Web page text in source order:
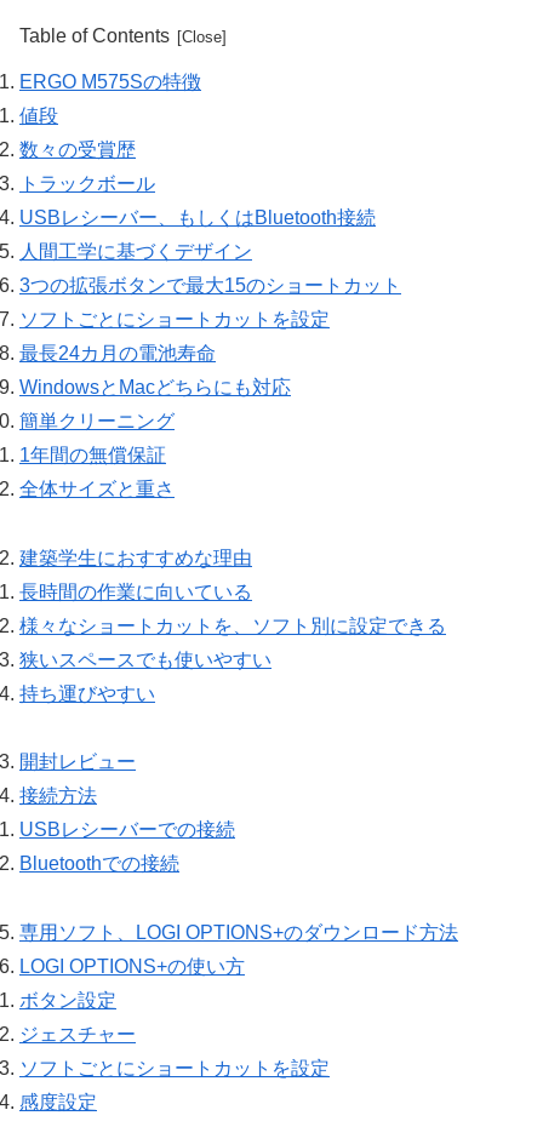
Table of Contents
ERGO M575Sの特徴
値段
数々の受賞歴
トラックボール
USBレシーバー、もしくはBluetooth接続
人間工学に基づくデザイン
3つの拡張ボタンで最大15のショートカット
ソフトごとにショートカットを設定
最長24カ月の電池寿命
WindowsとMacどちらにも対応
簡単クリーニング
1年間の無償保証
全体サイズと重さ
建築学生におすすめな理由
長時間の作業に向いている
様々なショートカットを、ソフト別に設定できる
狭いスペースでも使いやすい
持ち運びやすい
開封レビュー
接続方法
USBレシーバーでの接続
Bluetoothでの接続
専用ソフト、LOGI OPTIONS+のダウンロード方法
LOGI OPTIONS+の使い方
ボタン設定
ジェスチャー
ソフトごとにショートカットを設定
感度設定